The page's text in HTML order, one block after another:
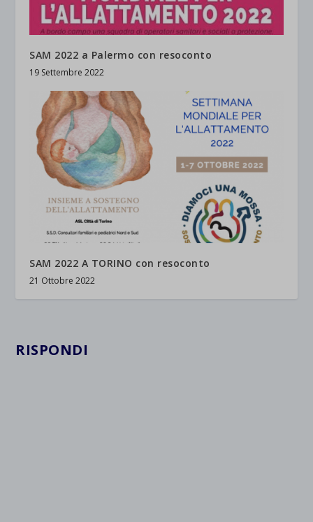
SAM 2022 a Palermo con resoconto
19 Settembre 2022
SAM 2022 A TORINO con resoconto
21 Ottobre 2022
RISPONDI